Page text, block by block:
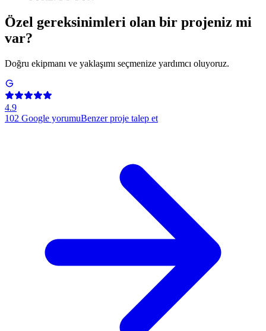
Özel gereksinimleri olan bir projeniz mi
var?
Doğru ekipmanı ve yaklaşımı seçmenize yardımcı oluyoruz.
4.9
102 Google yorumuBenzer proje talep et